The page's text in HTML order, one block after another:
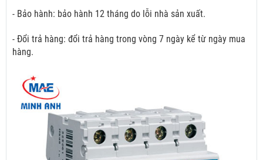
- Bảo hành: bảo hành 12 tháng do lỗi nhà sản xuất.
- Đổi trả hàng: đổi trả hàng trong vòng 7 ngày kể từ ngày mua
hàng.